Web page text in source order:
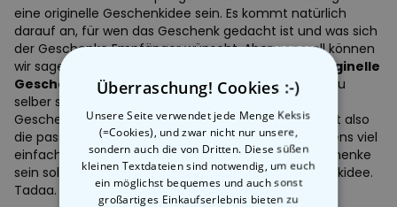
eine originelle Geschenkidee sein. Es kommt natürlich
darauf an, für wen das Geschenk gedacht ist und was sich
der Geschenke Empfänger wünscht. Aber generell können
wir sagen, dass
originelle
Geschenkideennie fehl am Platz sind. Oder hast du
selber schonmal erlebt, dass aussergewöhnliche
Geschenke als langweilig empfunden wurden? Es gilt also
die passende Geschenkidee zu finden. Das ist übrigens viel
einfacher, als gedacht. Sag uns für wen deine Geschenke
sein soll und wir haben dafür die zündende Geschenkidee.
Tadaa.
Überraschung! Cookies :-)
Unsere Seite verwendet jede Menge Keksis
(=Cookies), und zwar nicht nur unsere,
sondern auch die von Dritten. Diese süßen
kleinen Textdateien sind notwendig, um euch
ein möglichst bequemes und auch sonst
großartiges Einkaufserlebnis bieten zu